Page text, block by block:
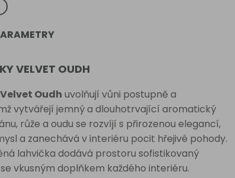
VELVET OUDH
Oudh uvolňují vůni postupně a
vytvářejí jemný a dlouhotrvající aromatický
růže a oudu se rozvíjí s přirozenou elegancí,
a zanechává v interiéru pocit hřejivé pohody.
lahvička dodává prostoru sofistikovaný
vkusným doplňkem každého interiéru.